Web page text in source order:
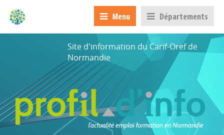
Menu Départements
Site d'information du Carif-Oref de
Normandie